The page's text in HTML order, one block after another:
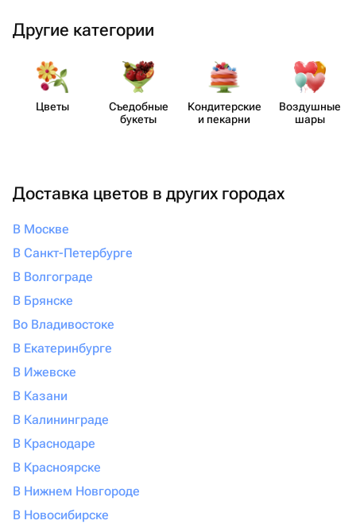
Другие категории
Цветы
Съедобные
букеты
Кондит​ерские
и пекарни
Воздушные
шары
Доставка цветов в других городах
В Москве
В Санкт-Петербурге
В Волгограде
В Брянске
Во Владивостоке
В Екатеринбурге
В Ижевске
В Казани
В Калининграде
В Краснодаре
В Красноярске
В Нижнем Новгороде
В Новосибирске